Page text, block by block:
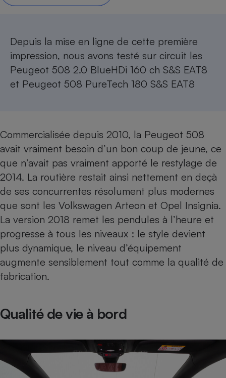
Depuis la mise en ligne de cette première
impression, nous avons testé sur circuit les
Peugeot 508 2.0 BlueHDi 160 ch S&S EAT8
et Peugeot 508 PureTech 180 S&S EAT8
Commercialisée depuis 2010, la Peugeot 508
avait vraiment besoin d’un bon coup de jeune, ce
que n’avait pas vraiment apporté le restylage de
2014. La routière restait ainsi nettement en deçà
de ses concurrentes résolument plus modernes
que sont les Volkswagen Arteon et Opel Insignia.
La version 2018 remet les pendules à l’heure et
progresse à tous les niveaux : le style devient
plus dynamique, le niveau d’équipement
augmente sensiblement tout comme la qualité de
fabrication.
Qualité de vie à bord
Assurance emprunteur
Lave-linge
Plaque de cuisson à
induction
Climatiseur -
Ventilateur
Téléviseur
Téléphone mobile -
Smartphone
Antivirus
Radiateur électrique
Mutuelle
Antimoustique